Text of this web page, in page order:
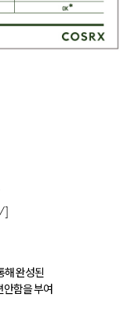
]
해 완성된
안함을 부여